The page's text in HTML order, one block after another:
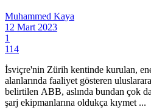
Muhammed Kaya
12 Mart 2023
1
114
İsviçre'nin Zürih kentinde kurulan,
alanlarında faaliyet gösteren
belirtilen ABB, aslında bundan çok
şarj ekipmanlarına oldukça kıymet ...